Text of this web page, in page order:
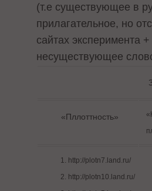
(т.е существующее в
прилагательное, но
сайтах эксперимента
несуществующее
«Пллоттность»
http://plotn7.land.ru/
http://plotn10.land.ru/